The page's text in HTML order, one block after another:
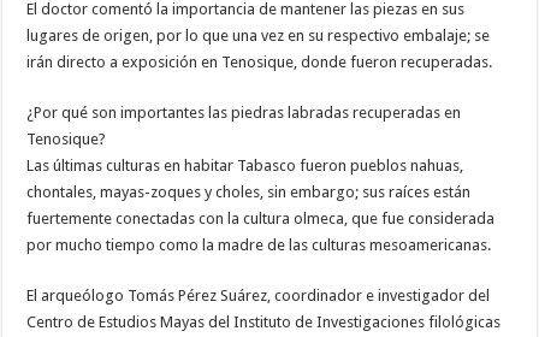
El doctor comentó la importancia de mantener las piezas en sus
lugares de origen, por lo que una vez en su respectivo embalaje; se
irán directo a exposición en Tenosique, donde fueron recuperadas.
¿Por qué son importantes las piedras labradas recuperadas en
Tenosique?
Las últimas culturas en habitar Tabasco fueron pueblos nahuas,
chontales, mayas-zoques y choles, sin embargo; sus raíces están
fuertemente conectadas con la cultura olmeca, que fue considerada
por mucho tiempo como la madre de las culturas mesoamericanas.
El arqueólogo Tomás Pérez Suárez, coordinador e investigador del
Centro de Estudios Mayas del Instituto de Investigaciones filológicas